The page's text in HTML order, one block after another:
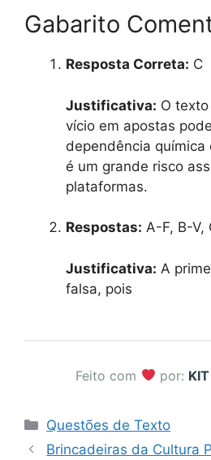
Gabarito
Resposta Correta: C
Justificativa: O
vício em apostas
dependência química
é um grande risco
plataformas.
Respostas: A-F, B-V,
Justificativa: A
falsa, pois
Feito com por:
Categorias
Questões de Texto
Brincadeiras da Cultura